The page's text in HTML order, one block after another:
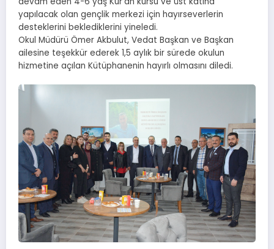
yapılacak olan gençlik merkezi için hayırseverlerin
desteklerini beklediklerini yineledi.
Okul Müdürü Ömer Akbulut, Vedat Başkan ve Başkan
ailesine teşekkür ederek 1,5 aylık bir sürede okulun
hizmetine açılan Kütüphanenin hayırlı olmasını diledi.